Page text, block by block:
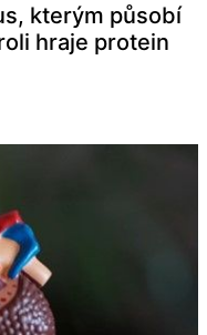
kterým působí
hraje protein